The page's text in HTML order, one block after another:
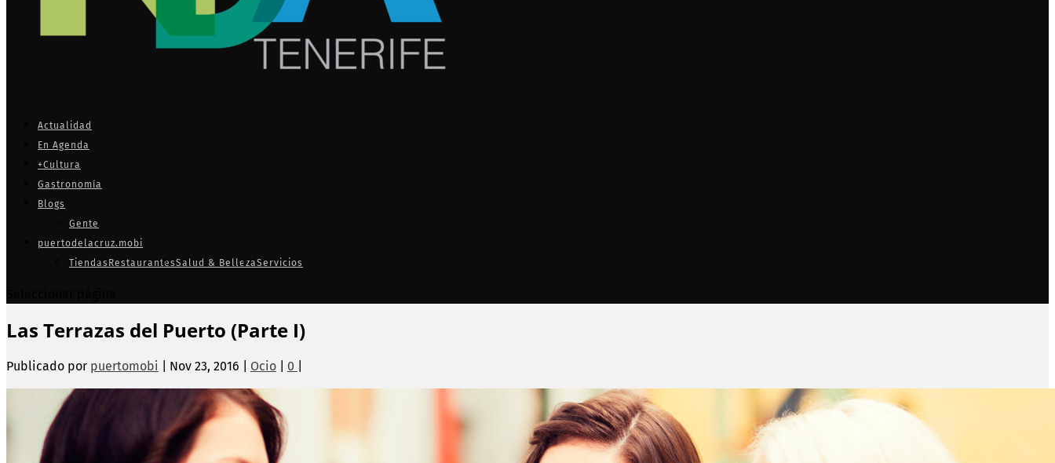
Actualidad
En Agenda
+Cultura
Gastronomía
Blogs
Gente
puertodelacruz.mobi
Tiendas RestaurantesSalud & BellezaServicios
Las Terrazas del Puerto (Parte I)
Publicado por puertomobi Nov 23, 2016 Ocio 0